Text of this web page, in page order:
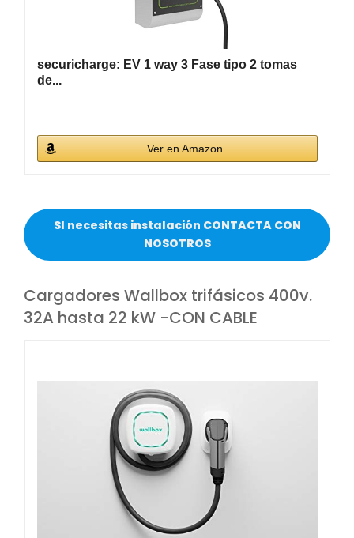
securicharge: EV 1 way 3 Fase tipo 2 tomas
de...
Ver en Amazon
SI necesitas instalación CONTACTA CON
NOSOTROS
Cargadores Wallbox trifásicos 400v.
32A hasta 22 kW -CON CABLE